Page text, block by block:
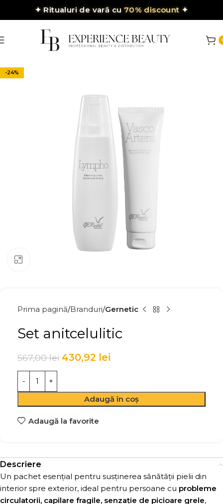
✦Ritualuri de vară cu 70% discount ✦
-24%
Prima pagină Branduri Gernetic
Set anitcelulitic
567,00lei 430,92 lei
Adaugă în coș
Adaugă la favorite
Descriere
Un pachet esențial pentru susținerea sănătății pielii din
interior spre exterior, ideal pentru persoane cu probleme
circulatorii, capilare fragile, senzație de picioare grele,